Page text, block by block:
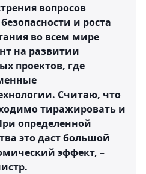
вопросов
и роста
во всем мире
на развитии
проектов, где
Считаю, что
тиражировать и
определенной
это даст большой
эффект, –